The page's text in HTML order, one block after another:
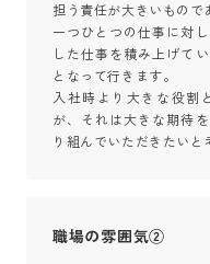
担う責任が大きいもので
一つひとつの仕事に対
した仕事を積み上げて
となって行きます。
入社時より大きな役割
が、それは大きな期待
り組んでいただきたいと
職場の雰囲気②